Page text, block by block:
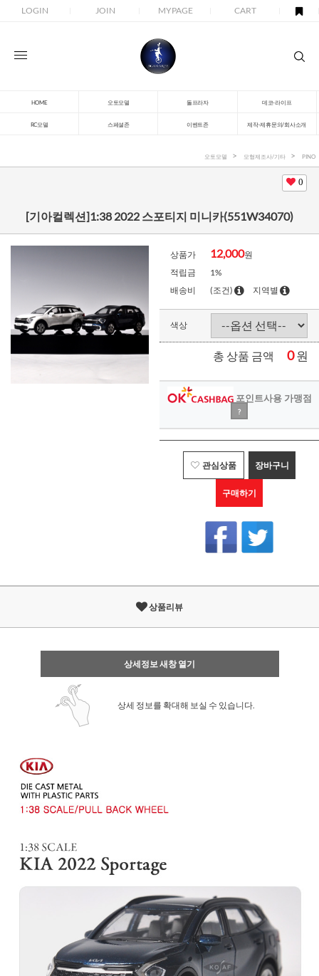
LOGIN JOIN MYPAGE CART
HOME 오토모델 돌프라자 데코-라이프
RC모델 스페셜존 이벤트존 제작-제휴문의/회사소개
오토모델 모형제조사/기타 PINO
0
[기아컬렉션]1:38 2022 스포티지 미니카(551W34070)
상품가 12,000원
적립금
1%
배송비
(조건) 지역별
색상
총 상품 금액 0원
포인트사용 가맹점
?
관심상품 장바구니
구매하기
상품리뷰
상세정보 새창 열기
상세 정보를 확대해 보실 수 있습니다.